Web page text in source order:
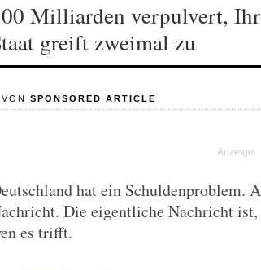
Milliarden verpulvert,
greift zweimal zu
VON SPONSORED ARTICLE
hat ein Schuldenproblem.
Die eigentliche Nachricht ist,
es trifft.